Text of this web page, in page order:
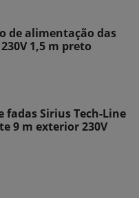
de alimentação das
1,5 m preto
fadas Sirius Tech-Line
9 m exterior 230V